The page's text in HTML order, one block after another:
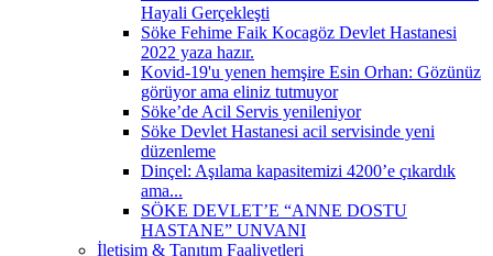
Hayali Gerçekleşti
Söke Fehime Faik Kocagöz Devlet Hastanesi
2022 yaza hazır.
Kovid-19'u yenen hemşire Esin Orhan: Gözünüz
görüyor ama eliniz tutmuyor
Söke’de Acil Servis yenileniyor
Söke Devlet Hastanesi acil servisinde yeni
düzenleme
Dinçel: Aşılama kapasitemizi 4200’e çıkardık
ama...
SÖKE DEVLET’E “ANNE DOSTU
HASTANE” UNVANI
İletişim & Tanıtım Faaliyetleri